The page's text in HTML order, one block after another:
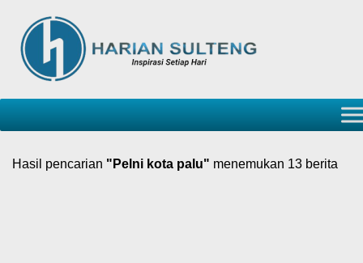
Hasil pencarian "Pelni kota palu" menemukan 13 berita